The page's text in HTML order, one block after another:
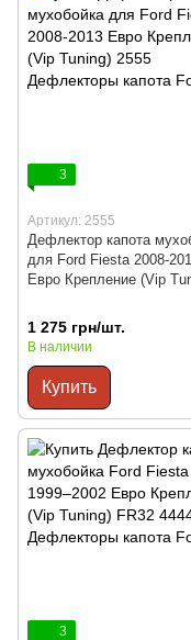
3
Артикул: 2555
Дефлектор капота
для Ford Fiesta 2008-
Евро Крепление (Vip
1 275 грн/шт.
В наличии
Купить
3